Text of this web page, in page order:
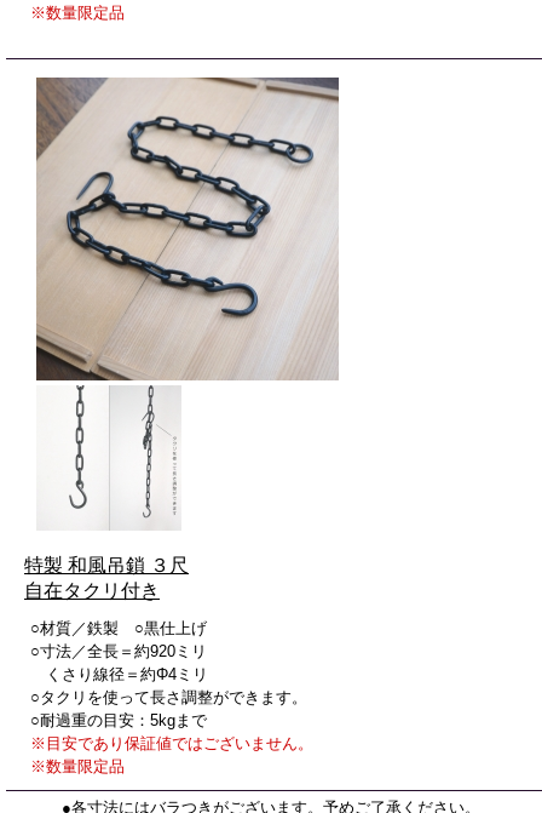
※数量限定品
特製 和風吊鎖 ３尺
自在タクリ付き
○材質／鉄製 ○黒仕上げ
○寸法／全長＝約920ミリ
くさり線径＝約Φ4ミリ
○タクリを使って長さ調整ができます。
○耐過重の目安：5kgまで
※目安であり保証値ではございません。
※数量限定品
●各寸法にはバラつきがございます。予めご了承ください。